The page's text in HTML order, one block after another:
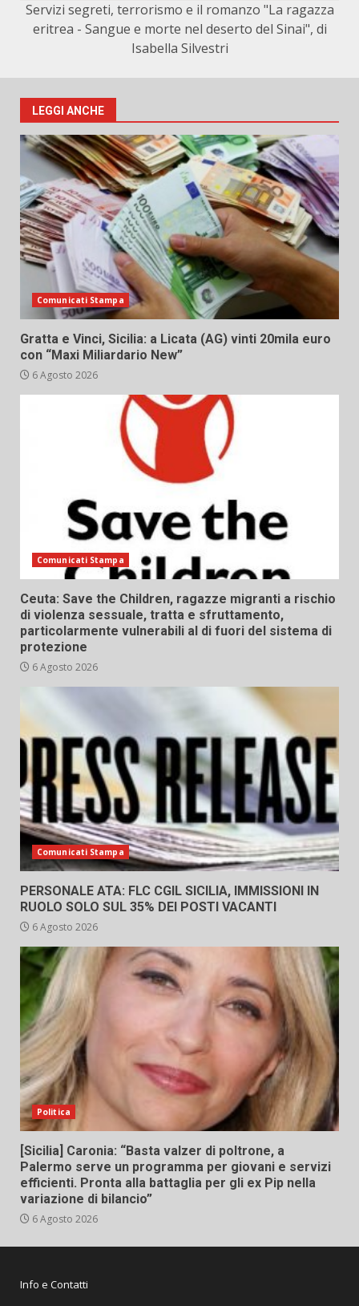
Servizi segreti, terrorismo e il romanzo "La ragazza
eritrea - Sangue e morte nel deserto del Sinai", di
Isabella Silvestri
LEGGI ANCHE
Comunicati Stampa
Gratta e Vinci, Sicilia: a Licata (AG) vinti 20mila euro
con “Maxi Miliardario New”
6 Agosto 2026
Comunicati Stampa
Ceuta: Save the Children, ragazze migranti a rischio
di violenza sessuale, tratta e sfruttamento,
particolarmente vulnerabili al di fuori del sistema di
protezione
6 Agosto 2026
Comunicati Stampa
PERSONALE ATA: FLC CGIL SICILIA, IMMISSIONI IN
RUOLO SOLO SUL 35% DEI POSTI VACANTI
6 Agosto 2026
Politica
[Sicilia] Caronia: “Basta valzer di poltrone, a
Palermo serve un programma per giovani e servizi
efficienti. Pronta alla battaglia per gli ex Pip nella
variazione di bilancio”
6 Agosto 2026
Info e Contatti